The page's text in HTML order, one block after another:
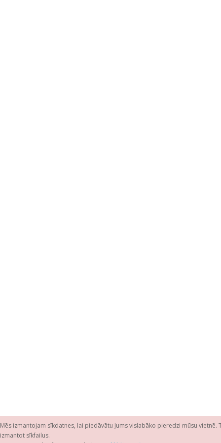
Mēs izmantojam sīkdatnes, lai piedāvātu Jums vislabāko pieredzi mūsu
izmantot sīkfailus.